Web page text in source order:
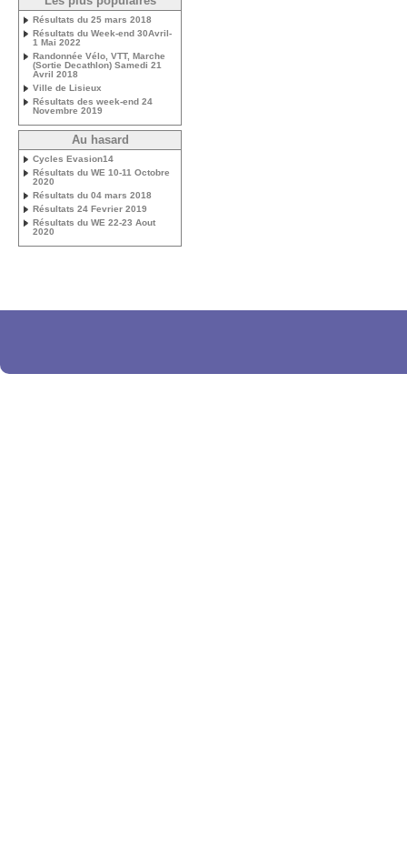
Résultats du 25 mars 2018
Résultats du Week-end 30Avril-
1 Mai 2022
Randonnée Vélo, VTT, Marche
(Sortie Decathlon) Samedi 21
Avril 2018
Ville de Lisieux
Résultats des week-end 24
Novembre 2019
Au hasard
Cycles Evasion14
Résultats du WE 10-11 Octobre
2020
Résultats du 04 mars 2018
Résultats 24 Fevrier 2019
Résultats du WE 22-23 Aout
2020